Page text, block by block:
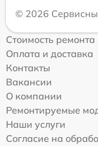
© 2026
Стоимость ремонта
Оплата и доставка
Контакты
Вакансии
О компании
Ремонтируемые
Наши услуги
Согласие на